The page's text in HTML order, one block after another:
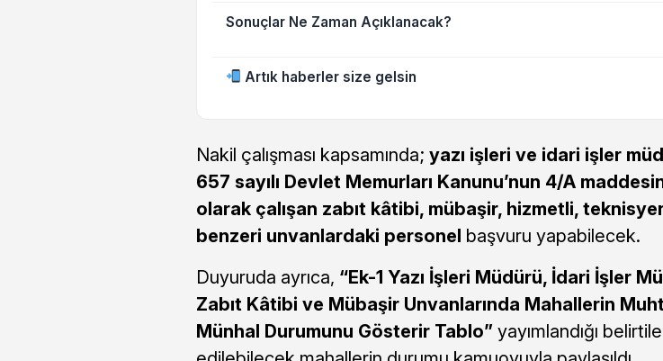
Sonuçlar Ne Zaman Açıklanacak?
Artık haberler size gelsin
Nakil çalışması kapsamında; yazı işleri ve idari işler
657 sayılı Devlet Memurları Kanunu’nun 4/A
olarak çalışan zabıt kâtibi, mübaşir, hizmetli,
benzeri unvanlardaki personel başvuru yapabilecek.
Duyuruda ayrıca, “Ek-1 Yazı İşleri Müdürü, İdari İşler
Zabıt Kâtibi ve Mübaşir Unvanlarında Mahallerin
Münhal Durumunu Gösterir Tablo”yayımlandığı